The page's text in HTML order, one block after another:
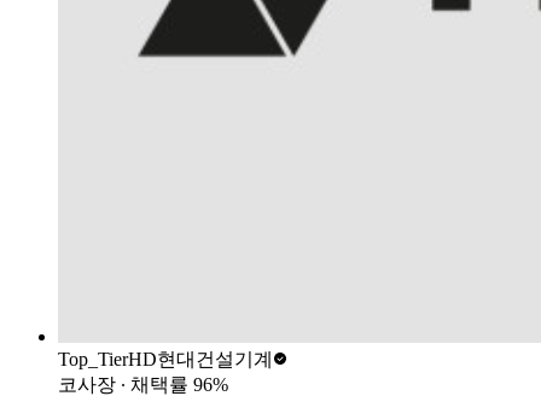
Top_TierHD현대건설기계
코사장 ∙ 채택률 96%